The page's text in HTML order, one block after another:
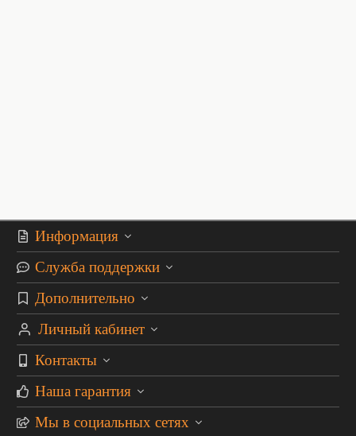
Информация
Служба поддержки
Дополнительно
Личный кабинет
Контакты
Наша гарантия
Мы в социальных сетях